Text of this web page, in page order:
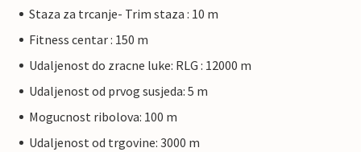
Staza za trcanje- Trim staza : 10 m
Fitness centar : 150 m
Udaljenost do zracne luke: RLG : 12000 m
Udaljenost od prvog susjeda: 5 m
Mogucnost ribolova: 100 m
Udaljenost od trgovine: 3000 m